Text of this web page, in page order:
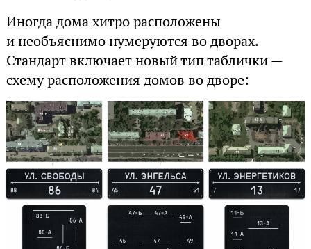
Иногда дома хитро расположены
и необъяснимо нумеруются во дворах.
Стандарт включает новый тип таблички —
схему расположения домов во дворе: